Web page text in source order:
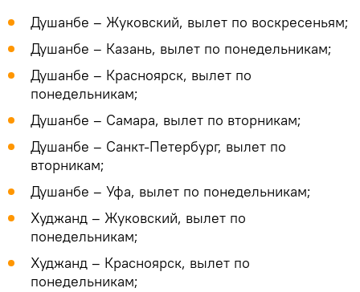
Душанбе – Жуковский, вылет по воскресеньям;
Душанбе – Казань, вылет по понедельникам;
Душанбе – Красноярск, вылет по
понедельникам;
Душанбе – Самара, вылет по вторникам;
Душанбе – Санкт-Петербург, вылет по
вторникам;
Душанбе – Уфа, вылет по понедельникам;
Худжанд – Жуковский, вылет по
понедельникам;
Худжанд – Красноярск, вылет по
понедельникам;